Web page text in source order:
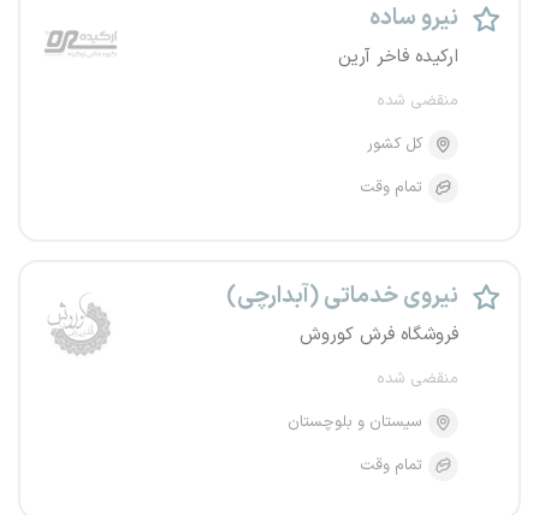
نیرو ساده
ارکیده فاخر آرین
منقضی شده
کل کشور
تمام وقت
نیروی خدماتی (آبدارچی)
فروشگاه فرش کوروش
منقضی شده
سیستان و بلوچستان
تمام وقت